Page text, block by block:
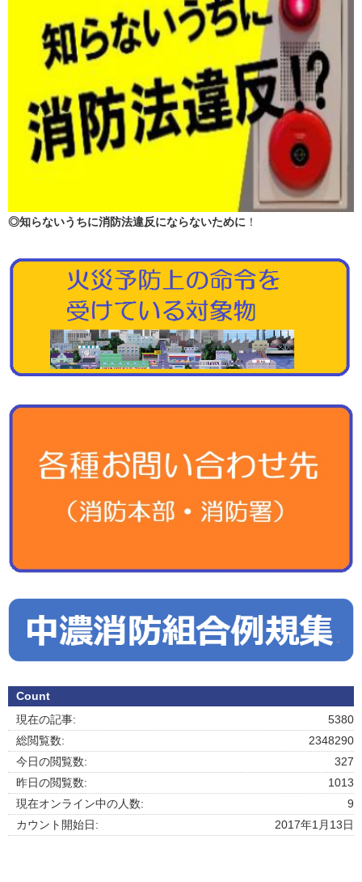
◎知らないうちに消防法違反にならないために ！
Count
5380
現在の記事:
2348290
総閲覧数:
327
今日の閲覧数:
1013
昨日の閲覧数:
9
現在オンライン中の人数:
2017年1月13日
カウント開始日: